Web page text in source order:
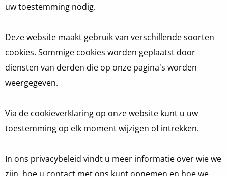
uw toestemming nodig.
Deze website maakt gebruik van verschillende soorten
cookies. Sommige cookies worden geplaatst door
diensten van derden die op onze pagina's worden
weergegeven.
Via de cookieverklaring op onze website kunt u uw
toestemming op elk moment wijzigen of intrekken.
In ons privacybeleid vindt u meer informatie over wie we